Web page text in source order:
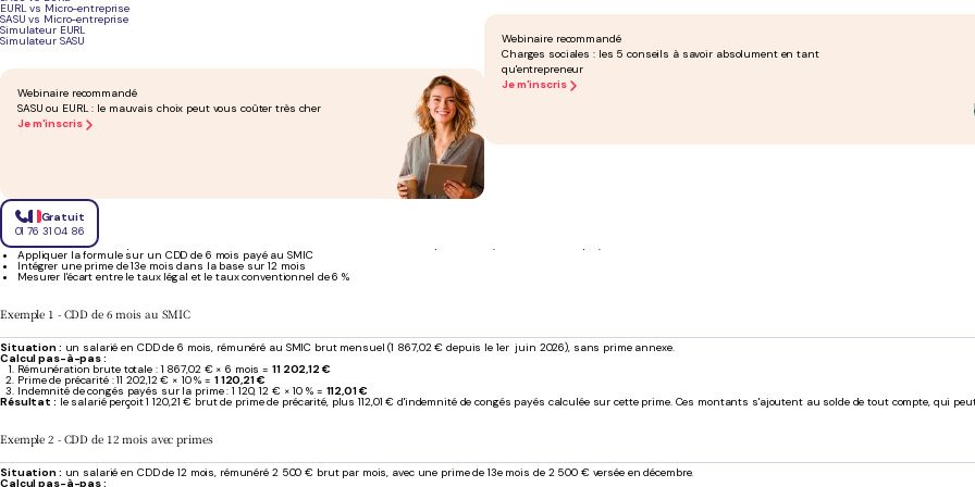
EURL vs Micro-entreprise
SASU vs Micro-entreprise
Simulateur EURL
Simulateur SASU
Webinaire recommandé
SASU ou EURL : le mauvais choix peut vous coûter très cher
Je m'inscris
Webinaire recommandé
Charges sociales : les 5 conseils à savoir absolument en tant
qu'entrepreneur
Je m'inscris
Gratuit
01 76 31 04 86
Conditions d'application Aucune condition particulière
Contreparties pour le salarié Aucune
3 000 €
Si votre convention collective prévoit un taux de 6 %, vérifiez que l'accord est bien un accord de branche étendu et que les contreparties formation sont effectivement mises en place. Sans ces
Cas particulier du renouvellement de CDD
Quand un CDD est renouvelé, la prime de précarité se calcule sur la rémunération brute totale perçue sur l'ensemble de la période : contrat initial + renouvellement. Il n'y a qu'un seul calcul,
En revanche, si un employeur conclut plusieurs CDD successifs distincts (avec des contrats séparés), chaque contrat donne droit à sa propre prime. La distinction entre renouvellement
congés et jours fériés est un autre volet à maîtriser pour sécuriser la fin de contrat.
Exemples de calcul de la prime de précarité
Trois scénarios concrets pour vérifier votre calcul d'indemnité de fin de contrat CDD, que vous soyez salarié ou employeur.
Appliquer la formule sur un CDD de 6 mois payé au SMIC
Intégrer une prime de 13e mois dans la base sur 12 mois
Mesurer l'écart entre le taux légal et le taux conventionnel de 6 %
Exemple 1 - CDD de 6 mois au SMIC
Situation : un salarié en CDD de 6 mois, rémunéré au SMIC brut mensuel (1 867,02 € depuis le 1er juin 2026), sans prime annexe.
Calcul pas-à-pas :
Rémunération brute totale : 1 867,02 € × 6 mois = 11 202,12 €
Prime de précarité : 11 202,12 € × 10 % = 1 120,21 €
Indemnité de congés payés sur la prime : 1 120, 12 € × 10 % = 112,01 €
Résultat : le salarié perçoit 1 120,21 € brut de prime de précarité, plus 112,01 € d'indemnité de congés payés calculée sur cette prime. Ces montants s'ajoutent au solde de tout compte, qui
Exemple 2 - CDD de 12 mois avec primes
Situation : un salarié en CDD de 12 mois, rémunéré 2 500 € brut par mois, avec une prime de 13e mois de 2 500 € versée en décembre.
Calcul pas-à-pas :